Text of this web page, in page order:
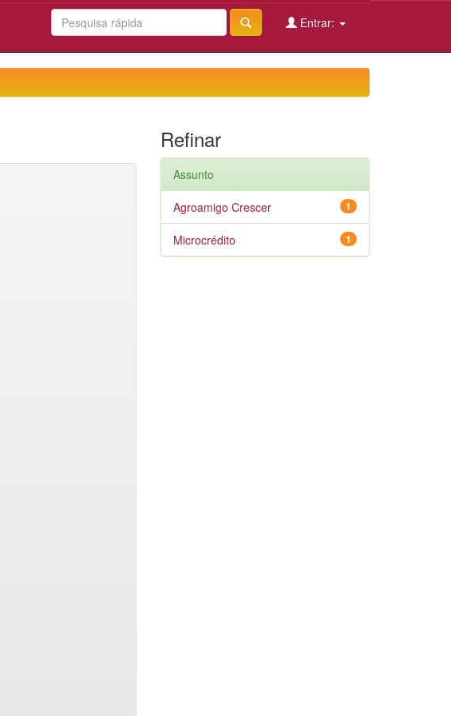
Entrar:
Refinar
Assunto
1
Agroamigo Crescer
1
Microcrédito